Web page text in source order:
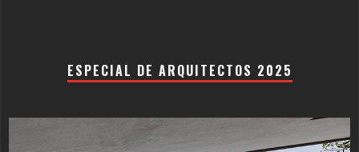
ESPECIAL DE ARQUITECTOS 2025